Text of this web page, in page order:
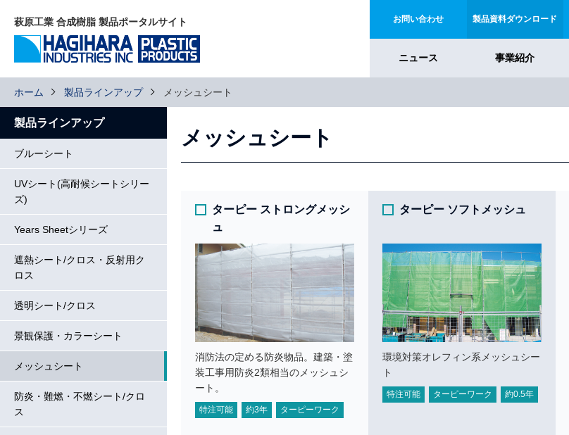
萩原工業 合成樹脂 製品ポータルサイト お問い合わせ 製品資料ダウンロード
ニュース 事業紹介
ホーム 製品ラインアップ メッシュシート
製品ラインアップ
ブルーシート
UVシート(高耐候シートシリー
ズ)
Years Sheetシリーズ
遮熱シート/クロス・反射用ク
ロス
透明シート/クロス
景観保護・カラーシート
メッシュシート
防炎・難燃・不燃シート/クロ
ス
メッシュシート
ターピー ストロングメッシ
ュ
消防法の定める防炎物品。建築・塗
装工事用防炎2類相当のメッシュシ
ート。
特注可能 約3年 ターピーワーク
ターピー ソフトメッシュ
環境対策オレフィン系メッシュシー
ト
特注可能 ターピーワーク 約0.5年